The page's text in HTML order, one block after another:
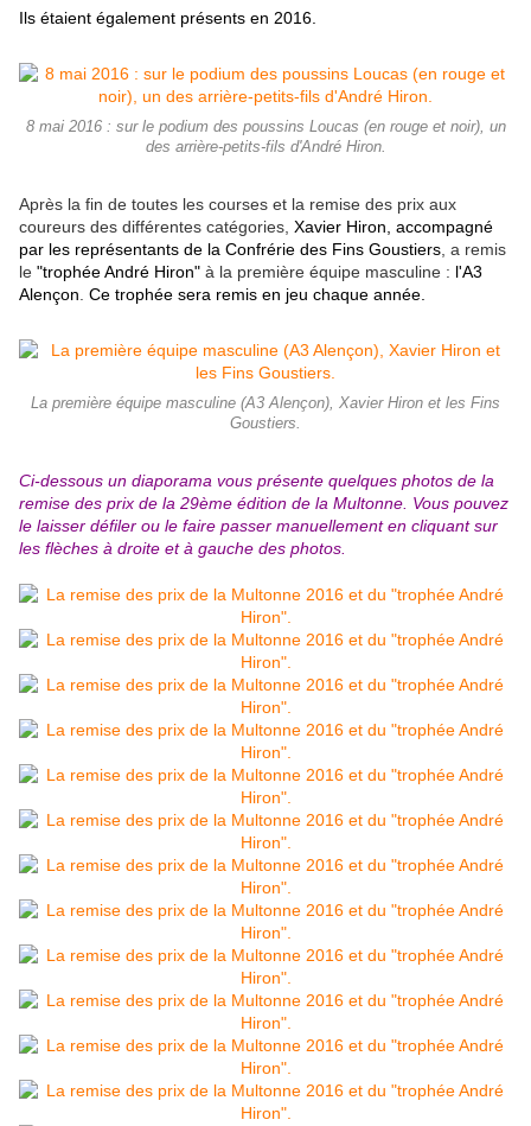
Ils étaient également présents en 2016.
8 mai 2016 : sur le podium des poussins Loucas (en rouge et noir), un
des arrière-petits-fils d'André Hiron.
Après la fin de toutes les courses et la remise des prix aux
coureurs des différentes catégories, Xavier Hiron, accompagné
par les représentants de la Confrérie des Fins Goustiers , a remis
le "trophée André Hiron" à la première équipe masculine : l'A3
Alençon Ce trophée sera remis en jeu chaque année.
La première équipe masculine (A3 Alençon), Xavier Hiron et les Fins
Goustiers.
Ci-dessous un diaporama vous présente quelques photos de la
remise des prix de la 29ème édition de la Multonne. Vous pouvez
le laisser défiler ou le faire passer manuellement en cliquant sur
les flèches à droite et à gauche des photos.